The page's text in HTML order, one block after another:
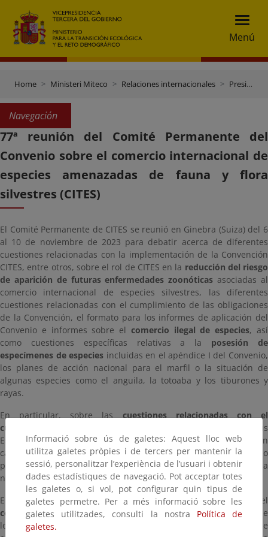
Menú
Home Ministeri Miteco Relaciones internacionales Presidencia española del Consejo de la UE (2º semestre 2023)
Navegación
77ª reunión del Comité Permanente del
Convenio sobre el comercio internacional de
especies amenazadas de fauna y flora
silvestres (CITES)
El Comité Permanente de CITES se reunió en Ginebra (Suiza) del 6
al 10 de noviembre de 2023 para debatir acerca de diferentes
cuestiones relacionadas con la implementación de la Convención
CITES, entre otros, sobre el rol de CITES en la reducción del riesgo
de aparición de futuras enfermedades zoonóticas asociadas al
comercio internacional de especies silvestres, las diferentes
cuestiones relacionadas con el cumplimiento de las obligaciones
de la Convención, el formato para los informes de aplicación del
Convenio e informes sobre el comercio ilegal de especies, así
como cuestiones específicas relativas a la posesión de
especímenes de especies incluidas en el apéndice I del Convenio,
los planes de acción nacional para el marfil o la situación de
algunas especies como el anguila, la totoaba y los tiburones y
rayas.
En particular, sobre lascuestiones relacionadas con el
cumplimiento
, la Secretaría CITES había señalado a la UE y a sus
Estados miembros por no registrar las operaciones de cría en
cautividad de especies del Apéndice I en el Registro habilitado
para tal fin, por lo que el Comité Permanente concluyó sobre la
necesidad de hacerlo de ahora en adelante.
Entre otros, el Comité Permanente aprobó el Informe sobre el
comercio de especímenes de elefante
, incluyendo la revisión de
los programas de monitorización de la muerte y tráfico ilegal de
Informació sobre ús de galetes: Aquest lloc web
utilitza galetes pròpies i de tercers per mantenir la
sessió, personalitzar l’experiència de l’usuari i obtenir
dades estadístiques de navegació. Pot acceptar totes
les galetes o, si vol, pot configurar quin tipus de
galetes permetre. Per a més informació sobre les
galetes utilitzades, consulti la nostra Política de
galetes.